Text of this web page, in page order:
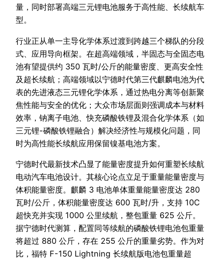
量，同时部署高端三元锂电池服务于高性能、长续航车
型。
行业正从单一主导化学体系过渡到跨越三个梯队的分段
式、应用导向框架。在超高端领域，半固态与全固态电
池有望提供约 350 瓦时/公斤的能量密度、更高安全性
及超长续航；高端领域以宁德时代第三代麒麟电池为代
表的先进液态三元锂化学体系，通过热电分离等创新聚
焦性能与安全的优化；大众市场层面则强调成本与材料
效率，钠离子电池、快充磷酸铁锂及混合化学体系（如
三元锂-磷酸铁锂融合）解决经济性与规模化问题，同
时为高性能长续航应用保留镍基电池方案。
宁德时代最新技术凸显了能量密度提升如何重塑长续航
电动汽车电池设计。其核心论点立足于重量能量密度与
体积能量密度。麒麟 3 电池单体重量能量密度达 280
瓦时/公斤，体积能量密度达 600 瓦时/升，支持 10C
超快充并实现 1000 公里续航，整包重量 625 公斤。
据宁德时代测算，配置同等续航的磷酸铁锂电池包重量
将超过 880 公斤，存在 255 公斤的重量劣势。作为对
比，福特 F-150 Lightning 长续航版电池包重量超